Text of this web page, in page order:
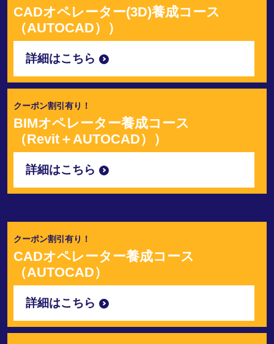
CADオペレーター(3D)養成コース
（AUTOCAD））
詳細はこちら
クーポン割引有り！
BIMオペレーター養成コース
（Revit＋AUTOCAD））
詳細はこちら
クーポン割引有り！
CADオペレーター養成コース
（AUTOCAD）
詳細はこちら